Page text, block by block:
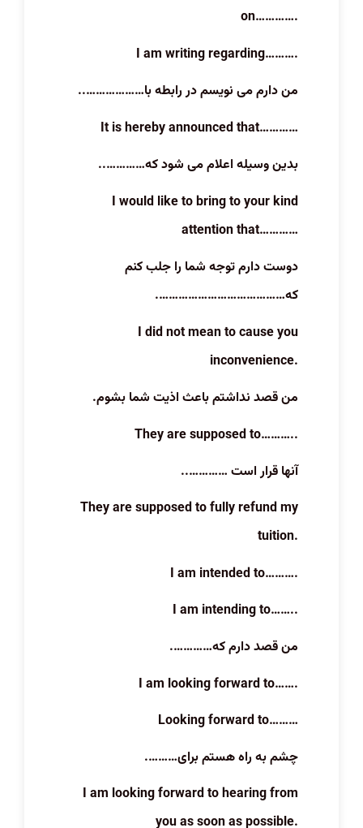
on………….
I am writing regarding……….
من دارم می نویسم در رابطه با………………..
It is hereby announced that…………
بدین وسیله اعلام می شود که…………..
I would like to bring to your kind
attention that…………
دوست دارم توجه شما را جلب کنم
که………………………………….
I did not mean to cause you
inconvenience.
من قصد نداشتم باعث اذیت شما بشوم.
They are supposed to………..
آنها قرار است …………..
They are supposed to fully refund my
tuition.
I am intended to……….
I am intending to……..
من قصد دارم که………….
I am looking forward to…….
Looking forward to………
چشم به راه هستم برای……….
I am looking forward to hearing from
you as soon as possible.